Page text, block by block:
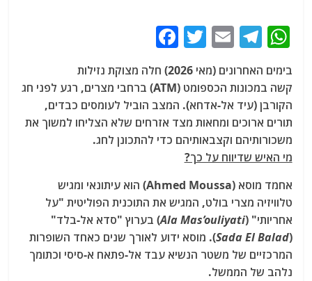
W
at
s
A
p
p
T
e
g
ra
m
E
m
ai
l
T
w
itt
er
a
c
e
b
o
k
בימים האחרונים (מאי 2026) חלה מצוקת נזילות
קשה במכונות הכספומט (ATM) ברחבי מצרים, רגע לפני חג
הקורבן (עיד אל-אדחא). המצב הוביל לעומסים כבדים,
תורים ארוכים ומחאות מצד אזרחים שלא הצליחו למשוך את
משכורותיהם וקצבאותיהם כדי להתכונן לחג.
מי האיש שדיווח על כך?
אחמד מוסא (Ahmed Moussa) הוא עיתונאי ומגיש
טלוויזיה מצרי בולט, המגיש את התוכנית הפוליטית "על
אחריותי" (Ala Mas’ouliyati) בערוץ "סדא אל-בלד"
(
Sada El Balad). מוסא ידוע לאורך שנים כאחד השופרות
המרכזיים של משטר הנשיא עבד אל-פתאח א-סיסי וכתומך
נלהב של הממשל.